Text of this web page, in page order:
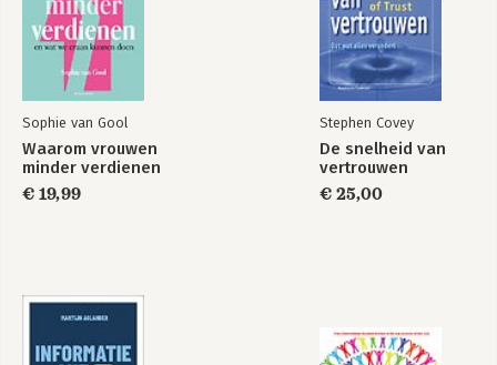
Sophie van Gool
Waarom vrouwen
minder verdienen
€ 19,99
Stephen Covey
De snelheid van
vertrouwen
€ 25,00